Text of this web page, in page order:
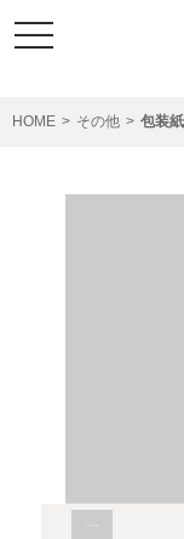
toggle
navigation
HOME > その他 > 包装